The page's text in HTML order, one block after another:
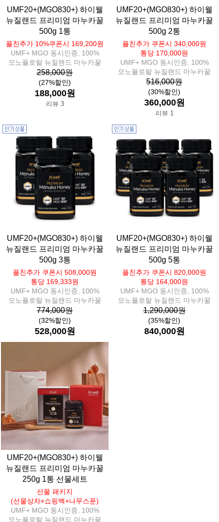
UMF20+(MGO830+) 하이웰
뉴질랜드 프리미엄 마누카꿀
500g 1통
플친추가 10%쿠폰시 169,200원
UMF+ MGO 동시인증, 100%
모노플로랄 뉴질랜드 마누카꿀
258,000원
(27%할인)
188,000원
리뷰 3
UMF20+(MGO830+) 하이웰
뉴질랜드 프리미엄 마누카꿀
500g 2통
플친추가 쿠폰시 340,000원
통당 170,000원
UMF+ MGO 동시인증, 100%
모노플로랄 뉴질랜드 마누카꿀
516,000원
(30%할인)
360,000원
리뷰 1
UMF20+(MGO830+) 하이웰
뉴질랜드 프리미엄 마누카꿀
500g 3통
플친추가 쿠폰시 508,000원
통당 169,333원
UMF+ MGO 동시인증, 100%
모노플로랄 뉴질랜드 마누카꿀
774,000원
(32%할인)
528,000원
UMF20+(MGO830+) 하이웰
뉴질랜드 프리미엄 마누카꿀
500g 5통
플친추가 쿠폰시 820,000원
통당 164,000원
UMF+ MGO 동시인증, 100%
모노플로랄 뉴질랜드 마누카꿀
1,290,000원
(35%할인)
840,000원
UMF20+(MGO830+) 하이웰
뉴질랜드 프리미엄 마누카꿀
250g 1통 선물세트
선물 패키지
(선물상자+쇼핑백+나무스푼)
UMF+ MGO 동시인증, 100%
모노플로랄 뉴질랜드 마누카꿀